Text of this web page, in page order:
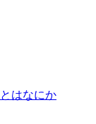
はなにか